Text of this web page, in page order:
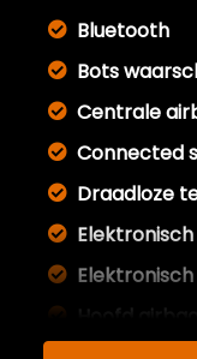
Bluetooth
Bots
Centrale
Connected
Draadloze
Hoofd